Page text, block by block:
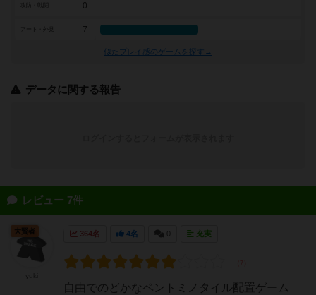
0
アート・外見 7
似たプレイ感のゲームを探す→
データに関する報告
レビュー 7件
364名 4名 充実
自由でのどかなペントミノタイル配置ゲーム
大賢者